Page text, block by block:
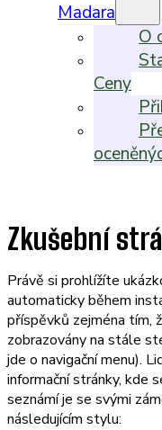
Madara
O
Ceny
Zkušební
Právě si prohlížíte
automaticky během
příspěvků zejména tím,
zobrazovány na stále
jde o navigační menu).
informační stránky, kde
seznámí je se svými
následujícím stylu: